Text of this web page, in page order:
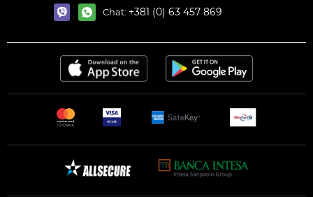
Chat: +381 (0) 63 457 869